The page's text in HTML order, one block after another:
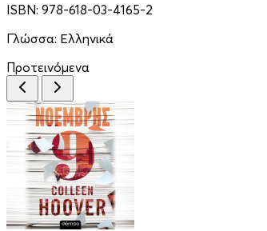
ISBN: 978-618-03-4165-2
Γλώσσα: Ελληνικά
Προτεινόμενα